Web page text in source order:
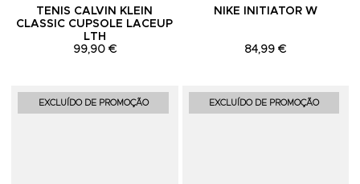
TENIS CALVIN KLEIN
CLASSIC CUPSOLE LACEUP
LTH
99,90 €
NIKE INITIATOR W
84,99 €
EXCLUÍDO DE PROMOÇÃO Adicionar aos Favoritos
EXCLUÍDO DE PROMOÇÃO